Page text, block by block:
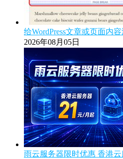
给WordPress文章或页面内
2026年08月05日
雨云服务器限时优惠 香港